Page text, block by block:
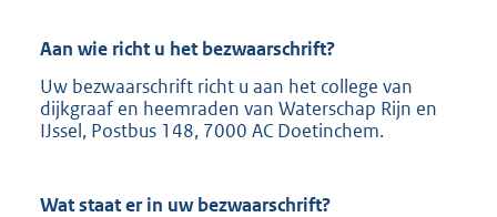
Aan wie richt u het bezwaarschrift?
Uw bezwaarschrift richt u aan het college van
dijkgraaf en heemraden van Waterschap Rijn en
IJssel, Postbus 148, 7000 AC Doetinchem.
Wat staat er in uw bezwaarschrift?